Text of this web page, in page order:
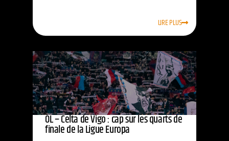
LIRE PLUS
OL – Celta de Vigo : cap sur les quarts de
finale de la Ligue Europa